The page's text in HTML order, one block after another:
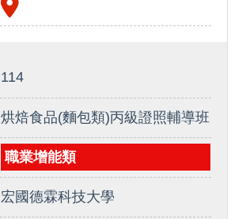
114
烘焙食品(麵包類)丙級證照輔導班
職業增能類
宏國德霖科技大學